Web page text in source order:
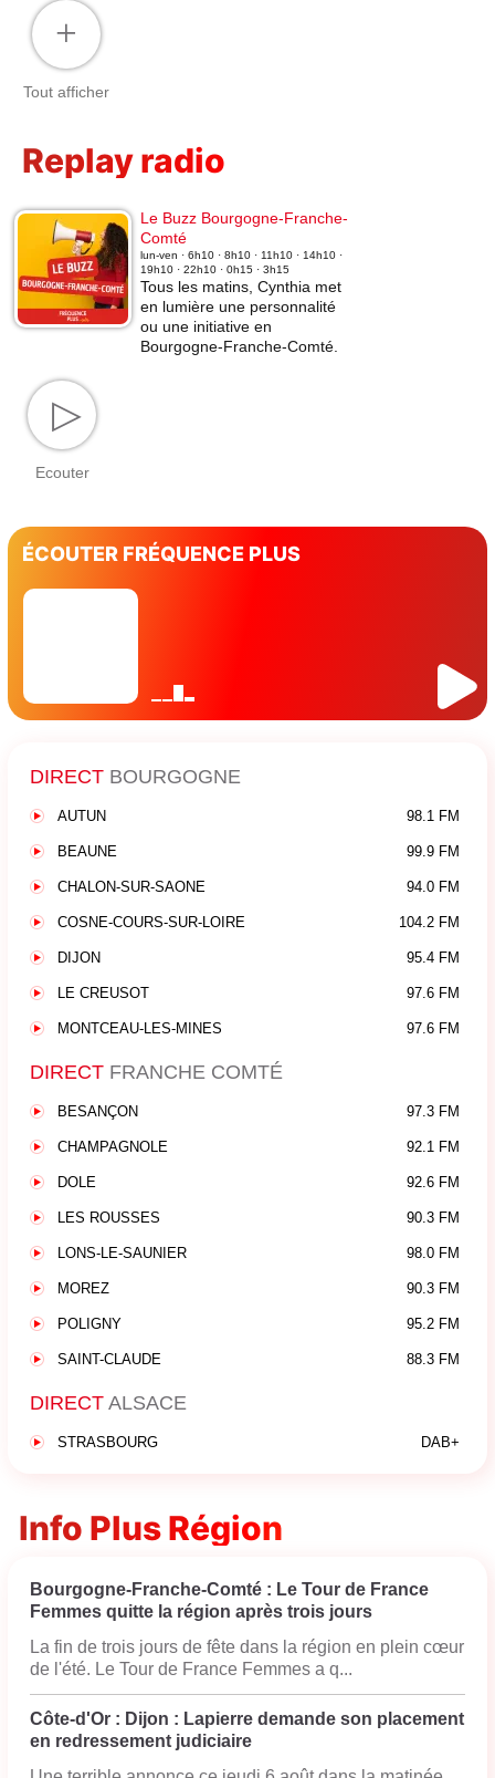
+
Tout afficher
Replay radio
Le Buzz Bourgogne-Franche-
Comté
lun-ven · 6h10 · 8h10 · 11h10 · 14h10 ·
19h10 · 22h10 · 0h15 · 3h15
Tous les matins, Cynthia met
en lumière une personnalité
ou une initiative en
Bourgogne-Franche-Comté.
▷
Ecouter
ÉCOUTER FRÉQUENCE PLUS
DIRECT BOURGOGNE
AUTUN 98.1 FM
BEAUNE 99.9 FM
CHALON-SUR-SAONE 94.0 FM
COSNE-COURS-SUR-LOIRE 104.2 FM
DIJON 95.4 FM
LE CREUSOT 97.6 FM
MONTCEAU-LES-MINES 97.6 FM
DIRECT FRANCHE COMTÉ
BESANÇON 97.3 FM
CHAMPAGNOLE 92.1 FM
DOLE 92.6 FM
LES ROUSSES 90.3 FM
LONS-LE-SAUNIER 98.0 FM
MOREZ 90.3 FM
POLIGNY 95.2 FM
SAINT-CLAUDE 88.3 FM
DIRECT ALSACE
STRASBOURG DAB+
Info Plus Région
Bourgogne-Franche-Comté : Le Tour de France
Femmes quitte la région après trois jours
La fin de trois jours de fête dans la région en plein cœur
de l'été. Le Tour de France Femmes a q...
Côte-d'Or : Dijon : Lapierre demande son placement
en redressement judiciaire